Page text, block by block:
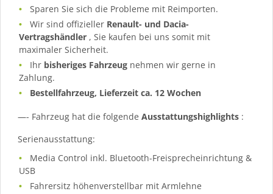
Sparen Sie sich die Probleme mit Reimporten.
Wir sind offizieller Renault- und Dacia-
Vertragshändler , Sie kaufen bei uns somit mit
maximaler Sicherheit.
Ihr bisheriges Fahrzeug nehmen wir gerne in
Zahlung.
Bestellfahrzeug, Lieferzeit ca. 12 Wochen
—- Fahrzeug hat die folgende Ausstattungshighlights :
Serienausstattung:
Media Control inkl. Bluetooth-Freisprecheinrichtung &
USB
Fahrersitz höhenverstellbar mit Armlehne